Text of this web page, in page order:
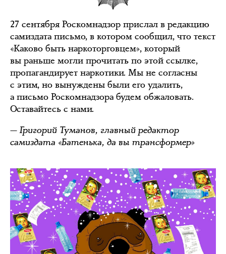
27 сентября Роскомнадзор прислал в редакцию
самиздата письмо, в котором сообщил, что текст
«Каково быть наркоторговцем», который
вы раньше могли прочитать по этой ссылке,
пропагандирует наркотики. Мы не согласны
с этим, но вынуждены были его удалить,
а письмо Роскомнадзора будем обжаловать.
Оставайтесь с нами.
— Григорий Туманов, главный редактор
самиздата «Батенька, да вы трансформер»